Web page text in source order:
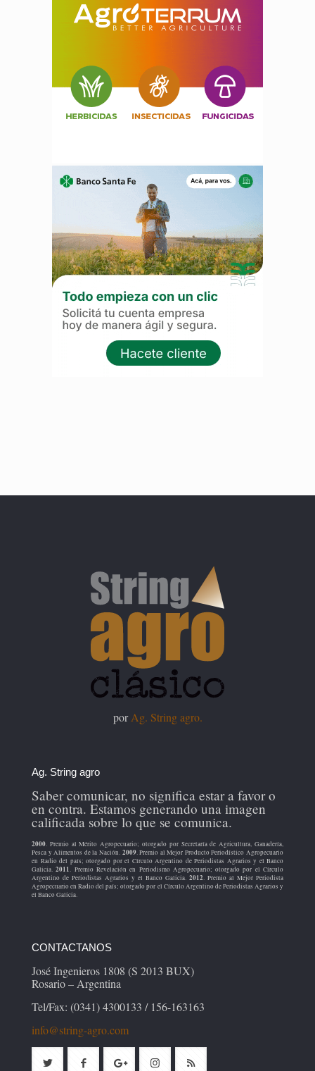
porAg. String agro.
Ag. String agro
Saber comunicar, no significa estar a favor o
en contra. Estamos generando una imagen
calificada sobre lo que se comunica.
2000. Premio al Mérito Agropecuario; otorgado por Secretaría de Agricultura, Ganadería,
Pesca y Alimentos de la Nación. 2009. Premio al Mejor Producto Periodístico Agropecuario
en Radio del país; otorgado por el Círculo Argentino de Periodistas Agrarios y el Banco
Galicia.2011. Premio Revelación en Periodismo Agropecuario; otorgado por el Círculo
Argentino de Periodistas Agrarios y el Banco Galicia. 2012. Premio al Mejor Periodista
Agropecuario en Radio del país; otorgado por el Círculo Argentino de Periodistas Agrarios y
el Banco Galicia.
CONTACTANOS
José Ingenieros 1808 (S 2013 BUX)
Rosario – Argentina
Tel/Fax: (0341) 4300133 / 156-163163
info@string-agro.com